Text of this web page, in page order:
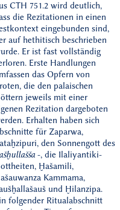
CTH 751.2 wird deutlich,
die Rezitationen in einen
eingebunden sind,
auf hethitisch beschrieben
Er ist fast vollständig
Erste Handlungen
das Opfern von
die den palaischen
jeweils mit einer
Rezitation dargeboten
Erhalten haben sich
für Zaparwa,
den Sonnengott des
-, die Ilaliyantiki-
Ḫašamili,
Kammama,
und Ḫilanzipa.
folgender Ritualabschnitt